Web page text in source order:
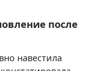
после
навестила